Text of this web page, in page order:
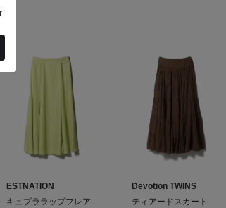
ESTNATION
キュプララップフレア
Devotion TWINS
ティアードスカート